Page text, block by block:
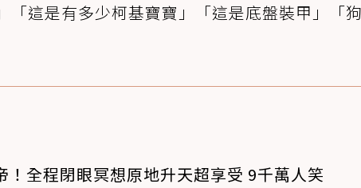
「這是有多少柯基寶寶」「這是底盤裝甲」「
！全程閉眼冥想原地升天超享受 9千萬人笑